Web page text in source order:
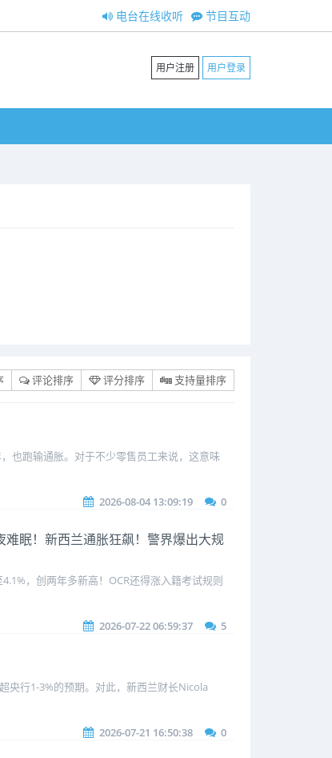
节目互动
电台在线收听
用户注册 用户登录
评论排序 评分排序 支持量排序
也跑输通胀。对于不少零售员工来说，这意味
2026-08-04 13:09:19 0
眠！新西兰通胀狂飙！警界爆出大规
，创两年多新高！OCR还得涨入籍考试规则
2026-07-22 06:59:37 5
央行1-3%的预期。对此，新西兰财长Nicola
2026-07-21 16:50:38 0